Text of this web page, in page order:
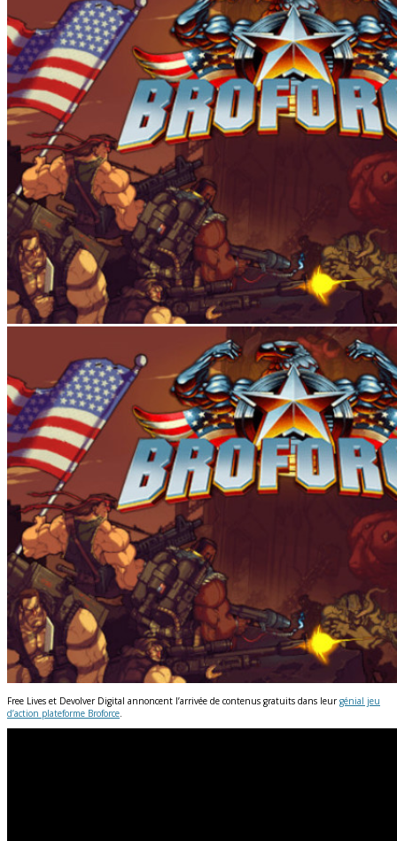
Free Lives et Devolver Digital annoncent l’arrivée de contenus gratuits dans leurgénial jeu
d’action plateforme Broforce.